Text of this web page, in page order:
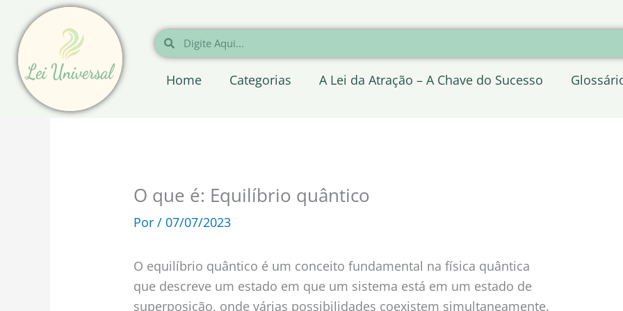
para
conteúdo
Pesquisar
Pesquisar
Home Categorias A Lei da Atração – A Chave do Sucesso
O que é: Equilíbrio quântico
Por/ 07/07/2023
O equilíbrio quântico é um conceito fundamental na física quântica
que descreve um estado em que um sistema está em um estado de
superposição, onde várias possibilidades coexistem simultaneamente.